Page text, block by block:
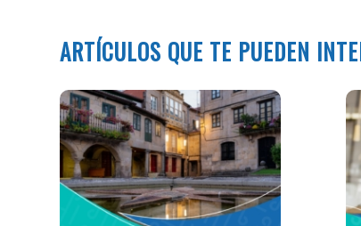
ARTÍCULOS QUE TE PUEDEN